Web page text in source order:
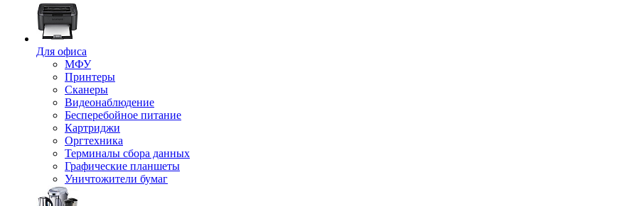
Для офиса
МФУ
Принтеры
Сканеры
Видеонаблюдение
Бесперебойное питание
Картриджи
Оргтехника
Терминалы сбора данных
Графические планшеты
Уничтожители бумаг